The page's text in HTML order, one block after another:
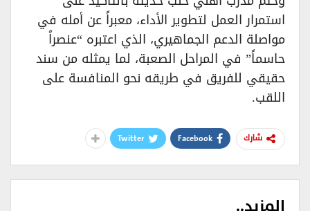
استمرار العمل لتطوير الأداء، معبراً عن أمله في
مواصلة الدعم الجماهيري، الذي اعتبره “عنصراً
حاسماً” في المراحل الصعبة، لما يمثله من سند
حقيقي للفريق في طريقه نحو المنافسة على
اللقب.
شارك Facebook
Twitter